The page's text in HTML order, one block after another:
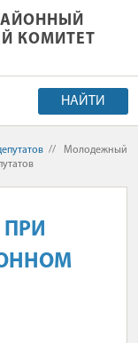
КОМИТЕТ
НАЙТИ
//
Молодежный